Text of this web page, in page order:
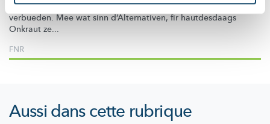
Zanter iwwert engem Joer ass Glyphosat zu Lëtzebuerg
verbueden. Mee wat sinnd’Alternativen,fir hautdesdaags
Onkraut ze...
FNR
Aussi dans cette rubrique